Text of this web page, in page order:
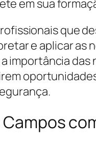
em sua
que
e aplicar as
importância